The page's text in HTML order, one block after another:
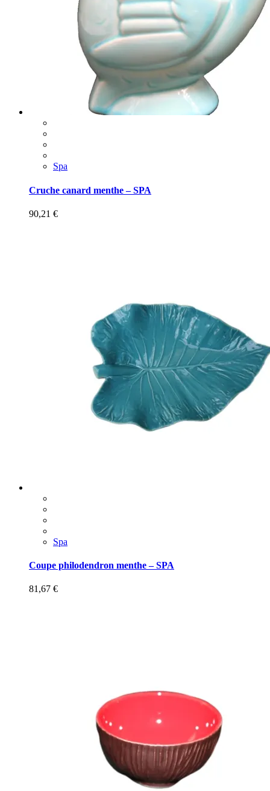
Spa
Cruche canard menthe – SPA
90,21 €
Spa
Coupe philodendron menthe – SPA
81,67 €